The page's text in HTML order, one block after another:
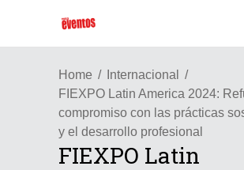
Home
Internacional
FIEXPO Latin America 2024:
compromiso con las prácticas
y el desarrollo profesional
FIEXPO Latin